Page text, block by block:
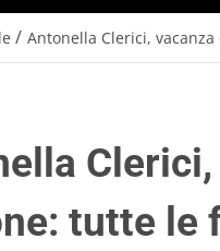
/ Antonella Clerici,
tutte le